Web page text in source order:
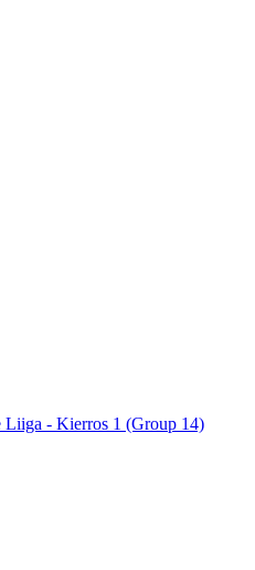
Liiga - Kierros 1 (Group 14)